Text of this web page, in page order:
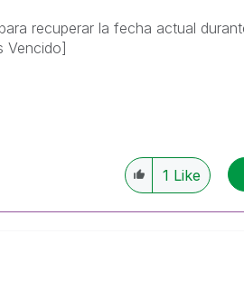
recuperar la fecha actual
Vencido]
1 Like